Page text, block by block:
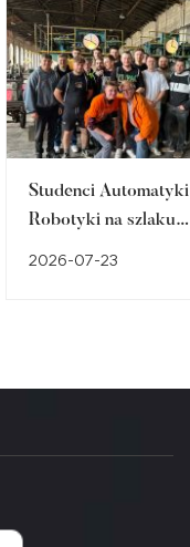
Studenci
Robotyki na szlaku
2026-07-23